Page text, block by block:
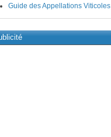
Guide des Appellations Viticoles